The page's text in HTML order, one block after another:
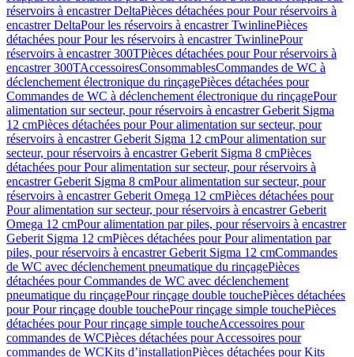
réservoirs à encastrer DeltaPièces détachées pour Pour réservoirs à
encastrer DeltaPour les réservoirs à encastrer TwinlinePièces
détachées pour Pour les réservoirs à encastrer TwinlinePour
réservoirs à encastrer 300TPièces détachées pour Pour réservoirs à
encastrer 300TAccessoiresConsommablesCommandes de WC à
déclenchement électronique du rinçagePièces détachées pour
Commandes de WC à déclenchement électronique du rinçagePour
alimentation sur secteur, pour réservoirs à encastrer Geberit Sigma
12 cmPièces détachées pour Pour alimentation sur secteur, pour
réservoirs à encastrer Geberit Sigma 12 cmPour alimentation sur
secteur, pour réservoirs à encastrer Geberit Sigma 8 cmPièces
détachées pour Pour alimentation sur secteur, pour réservoirs à
encastrer Geberit Sigma 8 cmPour alimentation sur secteur, pour
réservoirs à encastrer Geberit Omega 12 cmPièces détachées pour
Pour alimentation sur secteur, pour réservoirs à encastrer Geberit
Omega 12 cmPour alimentation par piles, pour réservoirs à encastrer
Geberit Sigma 12 cmPièces détachées pour Pour alimentation par
piles, pour réservoirs à encastrer Geberit Sigma 12 cmCommandes
de WC avec déclenchement pneumatique du rinçagePièces
détachées pour Commandes de WC avec déclenchement
pneumatique du rinçagePour rinçage double touchePièces détachées
pour Pour rinçage double touchePour rinçage simple touchePièces
détachées pour Pour rinçage simple toucheAccessoires pour
commandes de WCPièces détachées pour Accessoires pour
commandes de WCKits d’installationPièces détachées pour Kits